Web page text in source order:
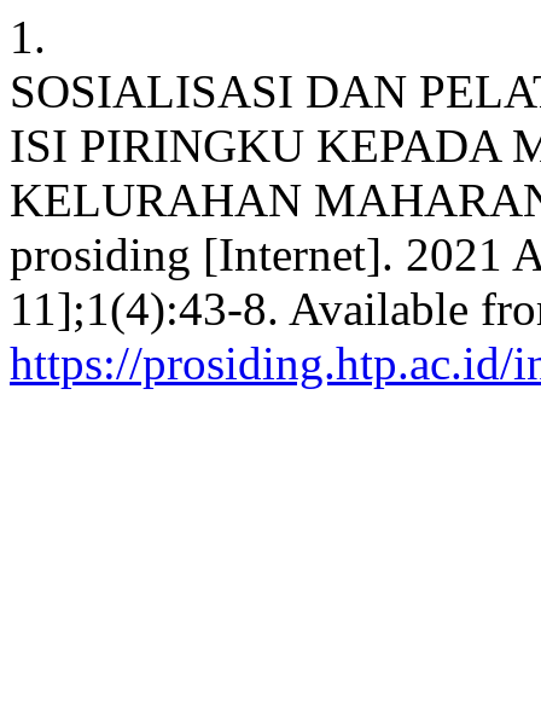
1.
SOSIALISASI DAN
ISI PIRINGKU KEPADA
KELURAHAN
prosiding [Internet]. 2021
11];1(4):43-8. Available
https://prosiding.htp.ac.id/